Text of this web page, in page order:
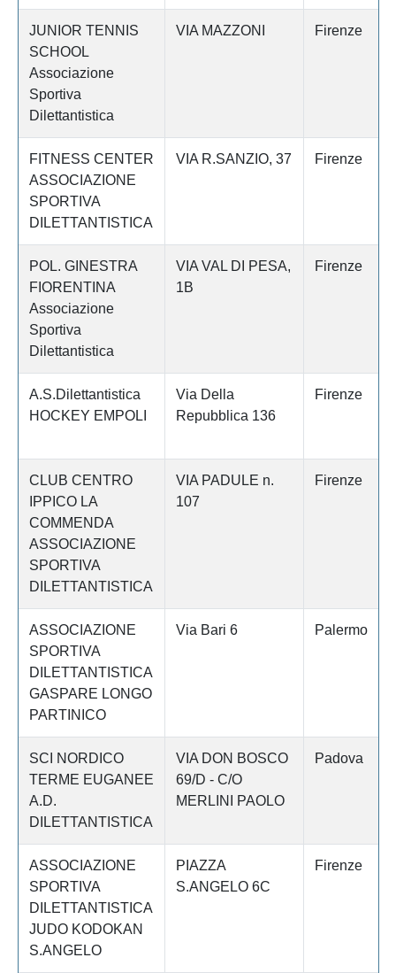
JUNIOR TENNIS
SCHOOL
Associazione
Sportiva
Dilettantistica
VIA MAZZONI Firenze
FITNESS CENTER
ASSOCIAZIONE
SPORTIVA
DILETTANTISTICA
VIA R.SANZIO, 37 Firenze
POL. GINESTRA
FIORENTINA
Associazione
Sportiva
Dilettantistica
VIA VAL DI PESA,
1B
Firenze
A.S.Dilettantistica
HOCKEY EMPOLI
Via Della
Repubblica 136
Firenze
CLUB CENTRO
IPPICO LA
COMMENDA
ASSOCIAZIONE
SPORTIVA
DILETTANTISTICA
VIA PADULE n.
107
Firenze
ASSOCIAZIONE
SPORTIVA
DILETTANTISTICA
GASPARE LONGO
PARTINICO
Via Bari 6 Palermo
SCI NORDICO
TERME EUGANEE
A.D.
DILETTANTISTICA
VIA DON BOSCO
69/D - C/O
MERLINI PAOLO
Padova
ASSOCIAZIONE
SPORTIVA
DILETTANTISTICA
JUDO KODOKAN
S.ANGELO
PIAZZA
S.ANGELO 6C
Firenze